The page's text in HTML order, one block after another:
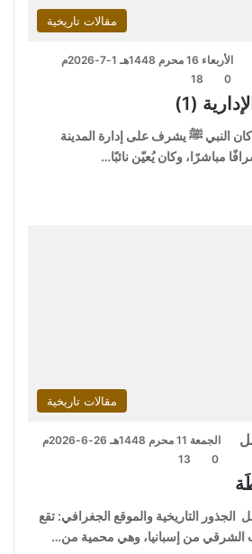
مقالات تاريخية
الأربعاء 16 محرم 1448هـ 1-7-2026م
0
18
(1)
النبي ﷺ يشرف على إدارة المدينة
مباشرًا، وكان يُعيّن نائبًا…
مقالات تاريخية
الجمعة 11 محرم 1448هـ 26-6-2026م
0
13
الجذور التاريخية والموقع الجغرافي: تقع
الشرقي من إسبانيا، وهي محمية من…